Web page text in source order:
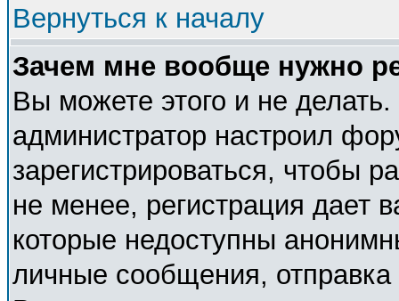
Вернуться к началу
Зачем мне вообще нужно
Вы можете этого и не делать.
администратор настроил
зарегистрироваться, чтобы
не менее, регистрация дает
которые недоступны
личные сообщения, отправка